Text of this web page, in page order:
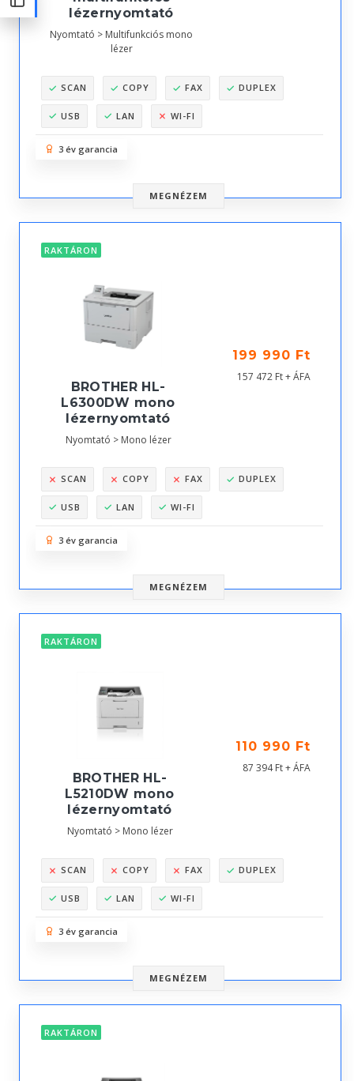
lézernyomtató
Nyomtató > Multifunkciós mono
lézer
SCAN COPY FAX DUPLEX
USB LAN WI-FI
3 év garancia
MEGNÉZEM
RAKTÁRON
BROTHER HL-
L6300DW mono
lézernyomtató
Nyomtató > Mono lézer
199 990 Ft
157 472 Ft + ÁFA
SCAN COPY FAX DUPLEX
USB LAN WI-FI
3 év garancia
MEGNÉZEM
RAKTÁRON
BROTHER HL-
L5210DW mono
lézernyomtató
Nyomtató > Mono lézer
110 990 Ft
87 394 Ft + ÁFA
SCAN COPY FAX DUPLEX
USB LAN WI-FI
3 év garancia
MEGNÉZEM
RAKTÁRON